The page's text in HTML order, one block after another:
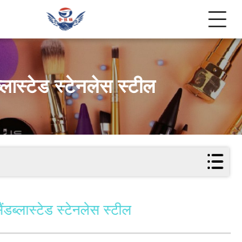
स्टेनलेस स्टील
स्टेनलेस स्टील